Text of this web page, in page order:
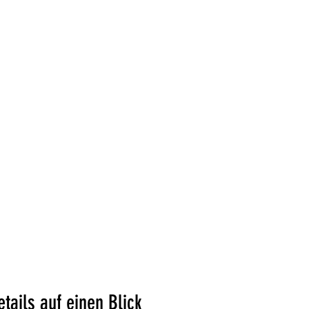
auf einen Blick